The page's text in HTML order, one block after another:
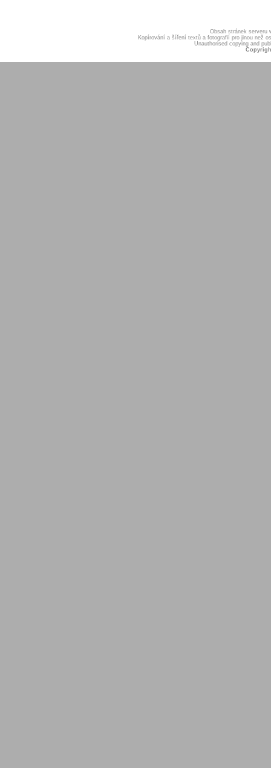
Obsah stránek serveru
Kopírování a šíření textů a fotografií pro jinou než
Unauthorised copying and